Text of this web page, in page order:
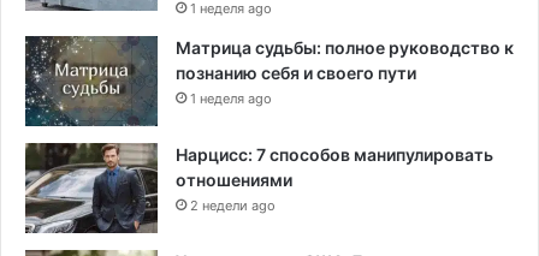
1 неделя ago
Матрица судьбы: полное руководство к
познанию себя и своего пути
1 неделя ago
Нарцисс: 7 способов манипулировать
отношениями
2 недели ago